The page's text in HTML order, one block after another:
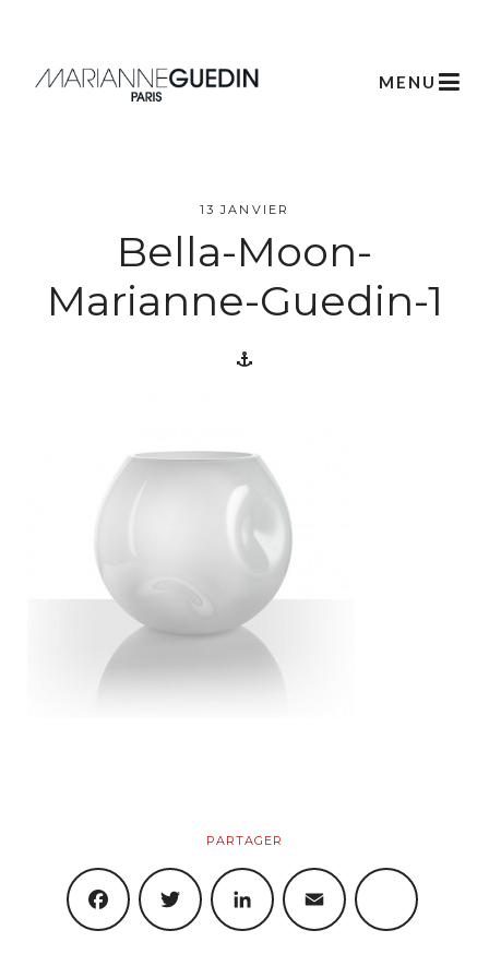
MENU
L’atelier
Créations
Végétale
Créations
Artistiques
Objets
Panier
Mon Compte
13 JANVIER
Bella-Moon-
Marianne-Guedin-1
PARTAGER
FACEBOOKTWITTER LINKEDIN EMAIL SHARE